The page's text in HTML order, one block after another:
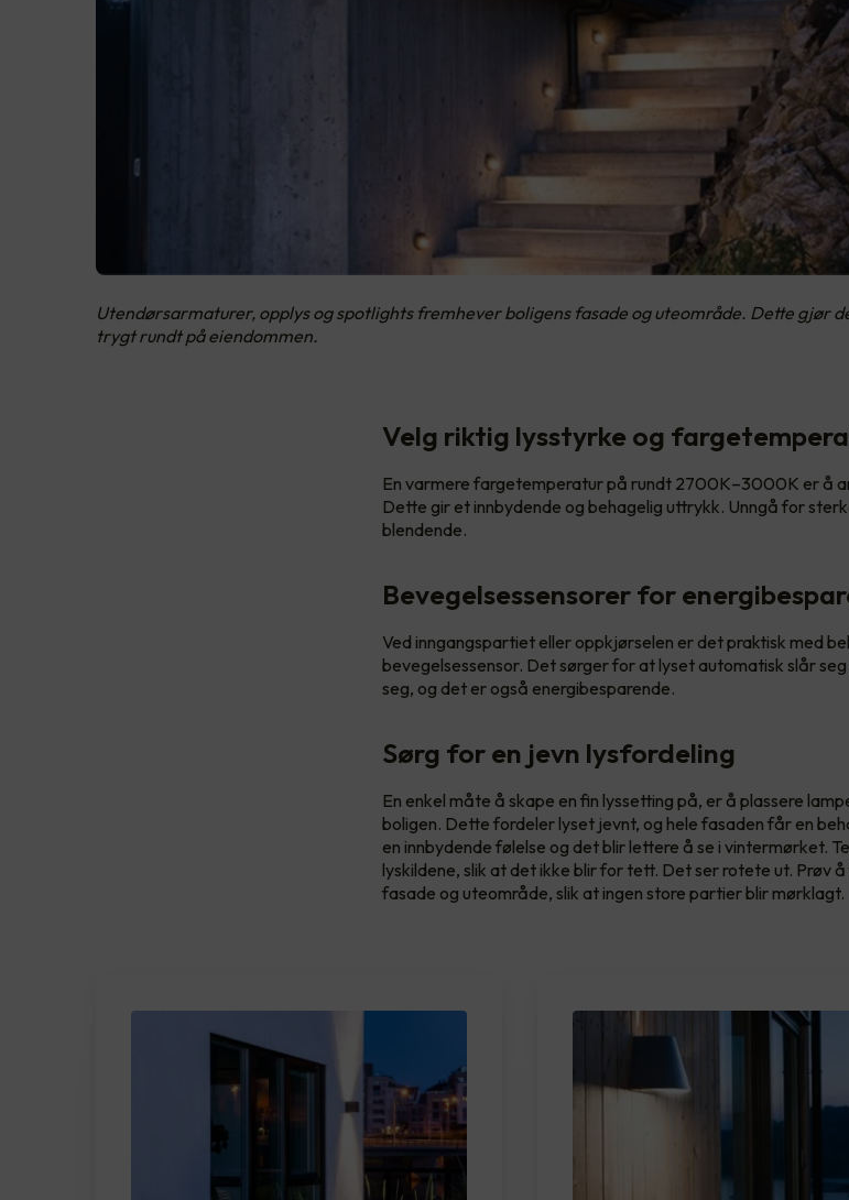
Utendørsarmaturer, opplys og spotlights fremhever boligens fasade og uteområde. Dette gjør
trygt rundt på eiendommen.
Velg riktig lysstyrke og
En varmere fargetemperatur på rundt 2700K–3000K er å
Dette gir et innbydende og behagelig uttrykk. Unngå for
blendende.
Bevegelsessensorer for
Ved inngangspartiet eller oppkjørselen er det praktisk med
bevegelsessensor. Det sørger for at lyset automatisk slår
seg, og det er også energibesparende.
Sørg for en jevn lysfordeling
En enkel måte å skape en fin lyssetting på, er å plassere
boligen. Dette fordeler lyset jevnt, og hele fasaden får en
en innbydende følelse og det blir lettere å se i vintermørket.
lyskildene, slik at det ikke blir for tett. Det ser rotete ut. Prøv
fasade og uteområde, slik at ingen store partier blir mørklagt.